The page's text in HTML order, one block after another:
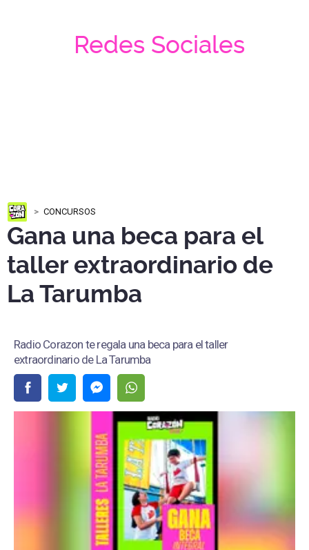
Redes Sociales
CONCURSOS
Gana una beca para el
taller extraordinario de
La Tarumba
Radio Corazon te regala una beca para el taller
extraordinario de La Tarumba